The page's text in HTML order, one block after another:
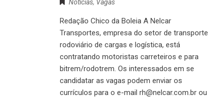
Notícias, Vagas
Redação Chico da Boleia A Nelcar
Transportes, empresa do setor de transporte
rodoviário de cargas e logística, está
contratando motoristas carreteiros e para
bitrem/rodotrem. Os interessados em se
candidatar as vagas podem enviar os
currículos para o e-mail rh@nelcar.com.br ou